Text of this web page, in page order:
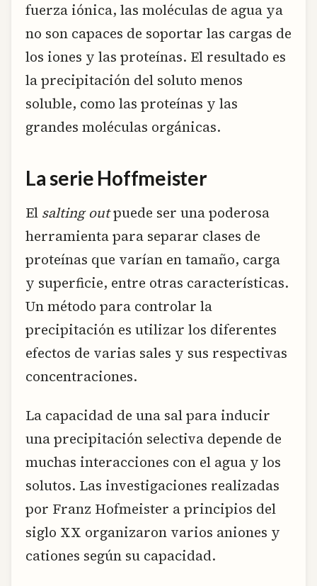
fuerza iónica, las moléculas de agua ya
no son capaces de soportar las cargas de
los iones y las proteínas. El resultado es
la precipitación del soluto menos
soluble, como las proteínas y las
grandes moléculas orgánicas.
La serie Hoffmeister
El salting outpuede ser una poderosa
herramienta para separar clases de
proteínas que varían en tamaño, carga
y superficie, entre otras características.
Un método para controlar la
precipitación es utilizar los diferentes
efectos de varias sales y sus respectivas
concentraciones.
La capacidad de una sal para inducir
una precipitación selectiva depende de
muchas interacciones con el agua y los
solutos. Las investigaciones realizadas
por Franz Hofmeister a principios del
siglo XX organizaron varios aniones y
cationes según su capacidad.